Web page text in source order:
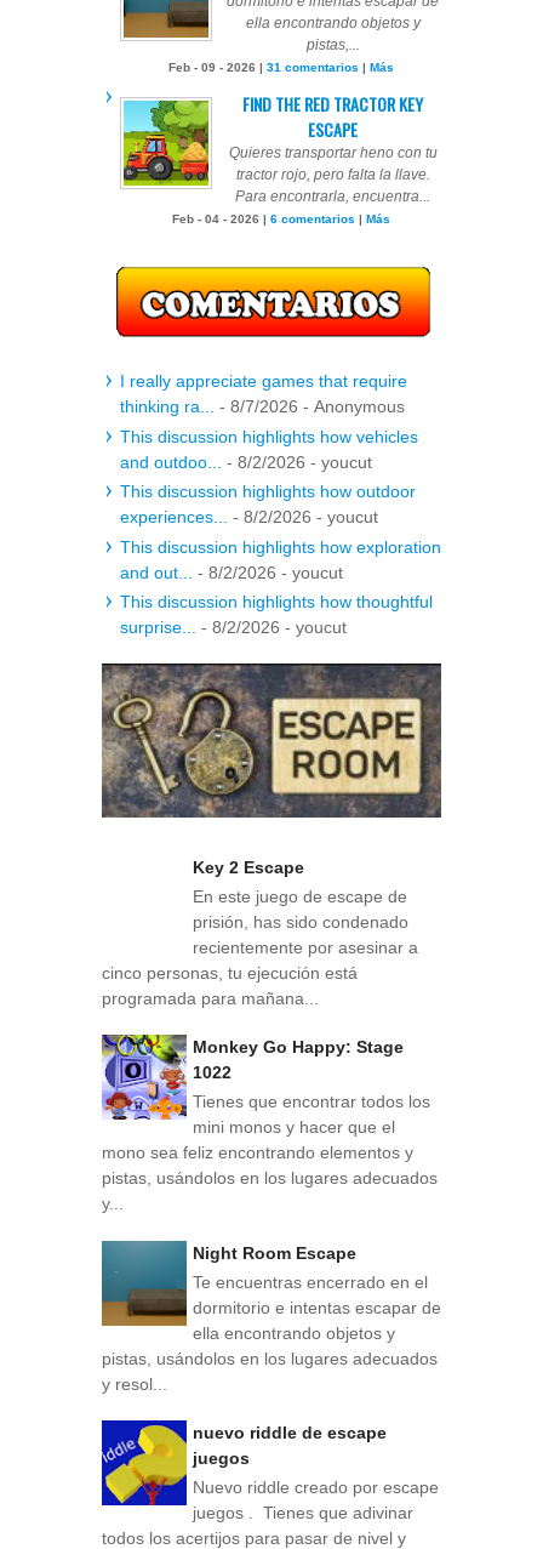
ella encontrando objetos y
pistas,...
Feb - 09 - 2026 | 31 comentarios Más
FIND THE RED TRACTOR KEY
ESCAPE
Quieres transportar heno con tu
tractor rojo, pero falta la llave.
Para encontrarla, encuentra...
Feb - 04 - 2026 | 6 comentarios Más
I really appreciate games that require
thinking ra... - 8/7/2026 - Anonymous
This discussion highlights how vehicles
and outdoo...
- 8/2/2026 - youcut
This discussion highlights how outdoor
experiences... - 8/2/2026 - youcut
This discussion highlights how exploration
and out...
- 8/2/2026 - youcut
This discussion highlights how thoughtful
surprise... - 8/2/2026 - youcut
Key 2 Escape
En este juego de escape de
prisión, has sido condenado
recientemente por asesinar a
cinco personas, tu ejecución está
programada para mañana...
Monkey Go Happy: Stage
1022
Tienes que encontrar todos los
mini monos y hacer que el
mono sea feliz encontrando elementos y
pistas, usándolos en los lugares adecuados
y...
Night Room Escape
Te encuentras encerrado en el
dormitorio e intentas escapar de
ella encontrando objetos y
pistas, usándolos en los lugares adecuados
y resol...
nuevo riddle de escape
juegos
Nuevo riddle creado por escape
juegos . Tienes que adivinar
todos los acertijos para pasar de nivel y